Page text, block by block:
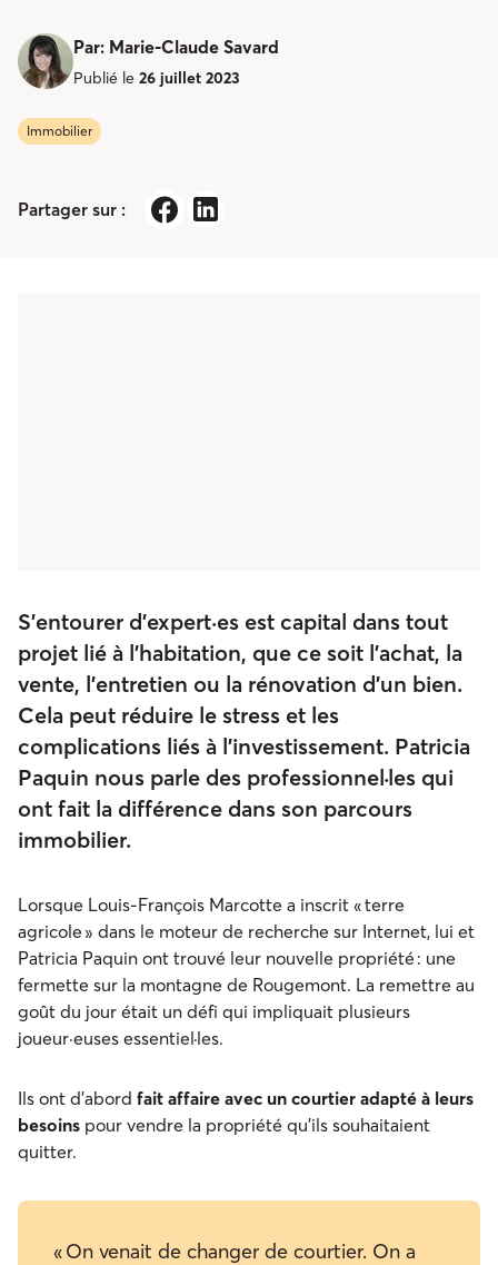
Par: Marie-Claude Savard
Publié le 26 juillet 2023
Immobilier
Partager sur :
S’entourer d’expert·es est capital dans tout
projet lié à l’habitation, que ce soit l’achat, la
vente, l’entretien ou la rénovation d’un bien.
Cela peut réduire le stress et les
complications liés à l’investissement. Patricia
Paquin nous parle des professionnel·les qui
ont fait la différence dans son parcours
immobilier.
Lorsque Louis-François Marcotte a inscrit « terre
agricole » dans le moteur de recherche sur Internet, lui et
Patricia Paquin ont trouvé leur nouvelle propriété : une
fermette sur la montagne de Rougemont. La remettre au
goût du jour était un défi qui impliquait plusieurs
joueur·euses essentiel·les.
Ils ont d’abord fait affaire avec un courtier adapté à leurs
besoins pour vendre la propriété qu’ils souhaitaient
quitter.
« On venait de changer de courtier. On a